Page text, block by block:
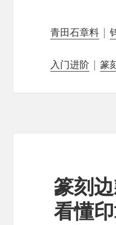
青田石章料 |
入门进阶 |篆
篆刻
看懂